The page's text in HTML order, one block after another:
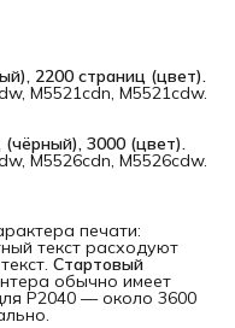
2200 страниц (цвет).
M5521cdn, M5521cdw.
3000 (цвет).
M5526cdn, M5526cdw.
печати:
текст расходуют
Стартовый
обычно имеет
P2040 — около 3600